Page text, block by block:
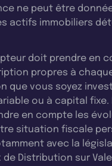
ne peut être
actifs immobiliers
doit prendre en
propres à chaque
que vous soyez
ou à capital fixe.
en compte les
situation fiscale
avec la
de Distribution sur